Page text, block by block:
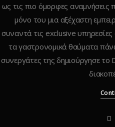
ως τις πιο όμορφες αναμνήσεις
μόνο του μια αξέχαστη
συναντά τις exclusive υπηρεσίες
τα γαστρονομικά θαύματα
συνεργάτες της δημιούργησε